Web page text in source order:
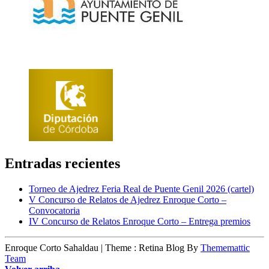
Entradas recientes
Torneo de Ajedrez Feria Real de Puente Genil 2026 (cartel)
V Concurso de Relatos de Ajedrez Enroque Corto –
Convocatoria
IV Concurso de Relatos Enroque Corto – Entrega premios
Enroque Corto Sahaldau | Theme : Retina Blog By Thememattic
Team